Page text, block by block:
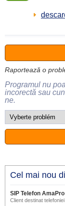
Raportează o
Programul nu
incorectă sau
ne.
Cel mai nou
SIP Telefon
Client destinat